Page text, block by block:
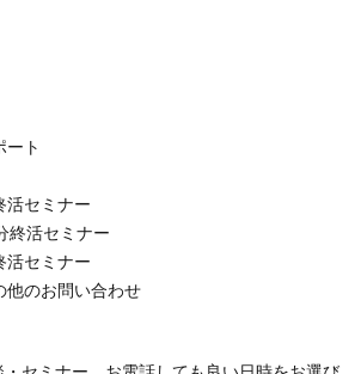
ート
活セミナー
終活セミナー
活セミナー
他のお問い合わせ